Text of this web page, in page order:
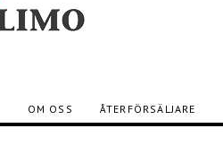
OM OSS ÅTERFÖRSÄLJARE